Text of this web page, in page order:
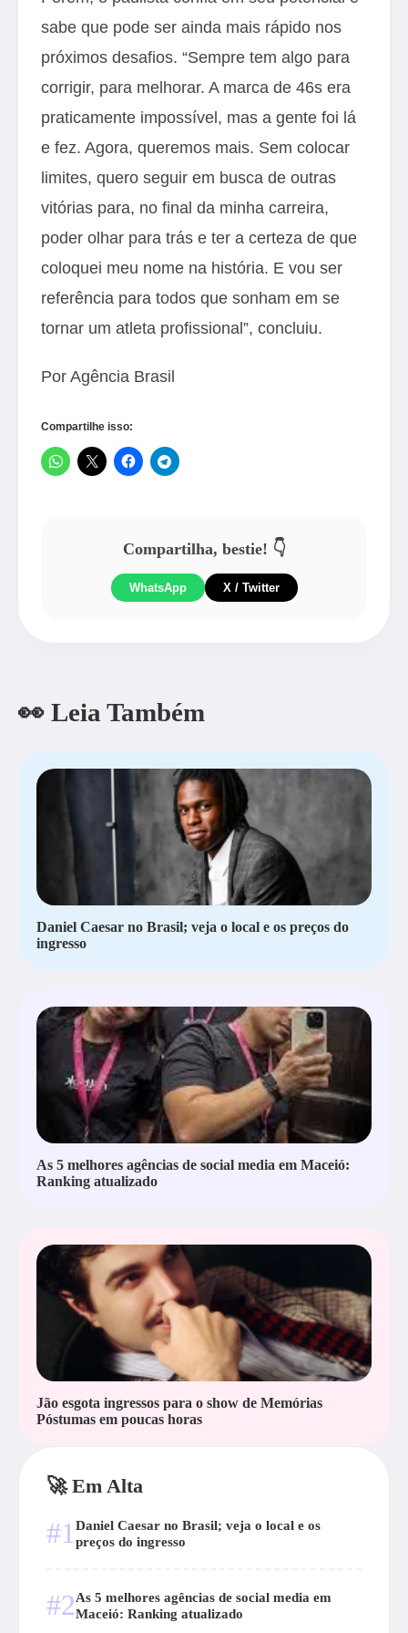
sabe que pode ser ainda mais rápido nos
próximos desafios. “Sempre tem algo para
corrigir, para melhorar. A marca de 46s era
praticamente impossível, mas a gente foi lá
e fez. Agora, queremos mais. Sem colocar
limites, quero seguir em busca de outras
vitórias para, no final da minha carreira,
poder olhar para trás e ter a certeza de que
coloquei meu nome na história. E vou ser
referência para todos que sonham em se
tornar um atleta profissional”, concluiu.
Por Agência Brasil
Compartilhe isso:
Compartilha, bestie! 👇
WhatsApp X / Twitter
👀 Leia Também
Daniel Caesar no Brasil; veja o local e os preços do
ingresso
As 5 melhores agências de social media em Maceió:
Ranking atualizado
Jão esgota ingressos para o show de Memórias
Póstumas em poucas horas
🚀 Em Alta
#1 Daniel Caesar no Brasil; veja o local e os
preços do ingresso
#2As 5 melhores agências de social media em
Maceió: Ranking atualizado